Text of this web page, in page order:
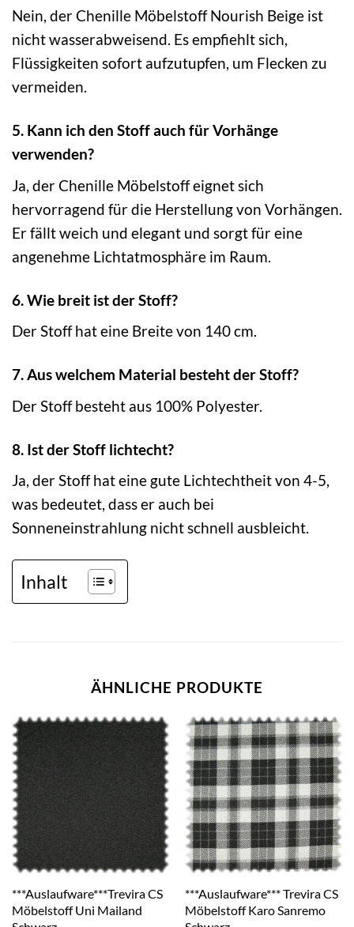
Nein, der Chenille Möbelstoff Nourish Beige ist
nicht wasserabweisend. Es empfiehlt sich,
Flüssigkeiten sofort aufzutupfen, um Flecken zu
vermeiden.
5. Kann ich den Stoff auch für Vorhänge
verwenden?
Ja, der Chenille Möbelstoff eignet sich
hervorragend für die Herstellung von Vorhängen.
Er fällt weich und elegant und sorgt für eine
angenehme Lichtatmosphäre im Raum.
6. Wie breit ist der Stoff?
Der Stoff hat eine Breite von 140 cm.
7. Aus welchem Material besteht der Stoff?
Der Stoff besteht aus 100% Polyester.
8. Ist der Stoff lichtecht?
Ja, der Stoff hat eine gute Lichtechtheit von 4-5,
was bedeutet, dass er auch bei
Sonneneinstrahlung nicht schnell ausbleicht.
Inhalt
ÄHNLICHE PRODUKTE
***Auslaufware***Trevira CS
Möbelstoff Uni Mailand
***Auslaufware*** Trevira CS
Möbelstoff Karo Sanremo